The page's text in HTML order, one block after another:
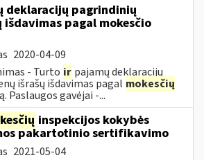
deklaracijų pagrindinių
išdavimas pagal mokesčio
2020-04-09
- Turto ir pajamų deklaracijų
išrašų išdavimas pagal mokesčių
Paslaugos gavėjai -...
inspekcijos kokybės
pakartotinio sertifikavimo
2021-05-04